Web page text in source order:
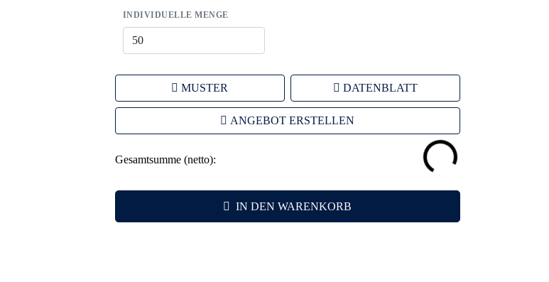
INDIVIDUELLE MENGE
MUSTER DATENBLATT
ANGEBOT ERSTELLEN
Gesamtsumme (netto):
IN DEN WARENKORB